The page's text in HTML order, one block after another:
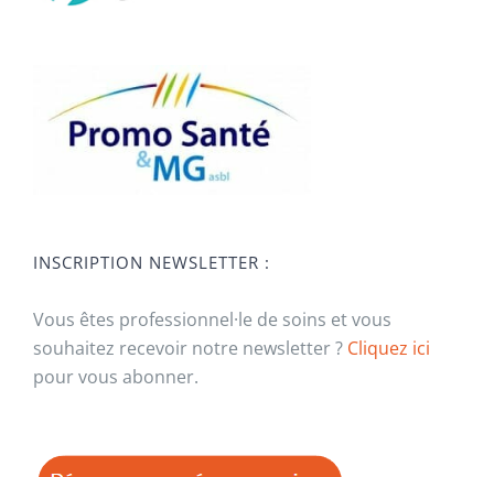
INSCRIPTION NEWSLETTER :
Vous êtes professionnel·le de soins et vous
souhaitez recevoir notre newsletter ? Cliquez ici
pour vous abonner.